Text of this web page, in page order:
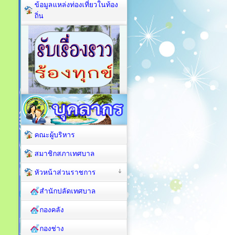
ข้อมูลแหล่งท่องเที่ยวในท้อง
ถิ่น
คณะผู้บริหาร
สมาชิกสภาเทศบาล
หัวหน้าส่วนราชการ
สำนักปลัดเทศบาล
กองคลัง
กองช่าง